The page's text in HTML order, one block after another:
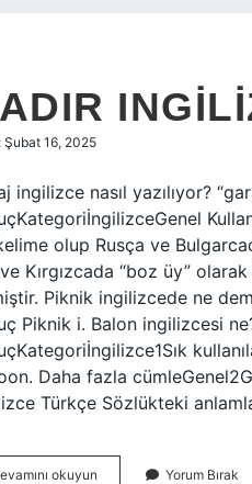
Şubat 16, 2025
ingilizce nasıl yazılıyor?
olup Rusça ve
Kırgızcada “boz üy”
Piknik ingilizcede ne
Piknik i. Balon ingilizcesi
Daha fazla
Türkçe Sözlükteki
okuyun Yorum Bırak